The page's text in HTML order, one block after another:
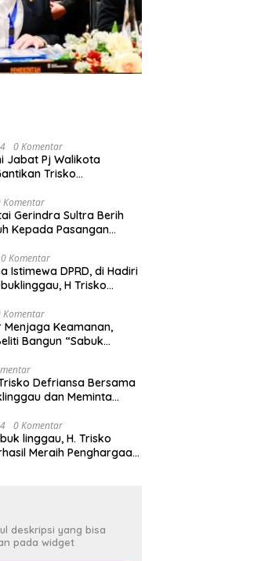
0 Komentar
Jabat Pj Walikota
Trisko
Komentar
Gerindra Sultra Berih
Kepada Pasangan
di Pilkada Konawe 2024
0 Komentar
Istimewa DPRD, di Hadiri
H Trisko
Kenegaraan
Rangka HUT ke-79
Komentar
Menjaga Keamanan,
Bangun “Sabuk
Defriansa Bersama
dan Meminta
0 Komentar
linggau, H. Trisko
Meraih Penghargaan
deskripsi yang bisa
pada widget